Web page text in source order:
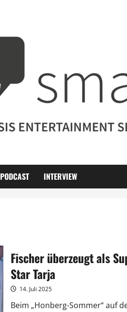
PODCAST INTERVIEW
Fischer überzeugt als
Star Tarja
14. Juli 2025
Beim „Honberg-Sommer“ auf